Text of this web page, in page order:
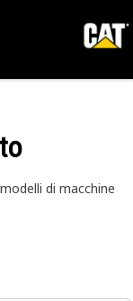
di macchine